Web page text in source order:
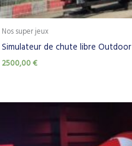
Nos super jeux
Simulateur de chute libre Outdoor
2500,00€